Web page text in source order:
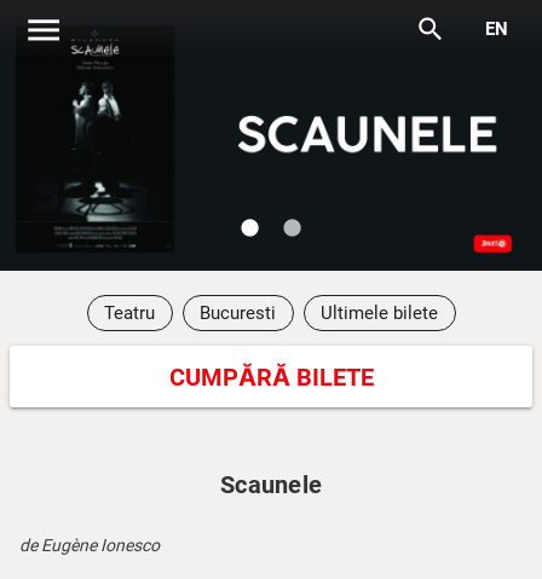
menu search EN
lens lens
Teatru Bucuresti Ultimele bilete
CUMPĂRĂ BILETE
Scaunele
de Eugène Ionesco